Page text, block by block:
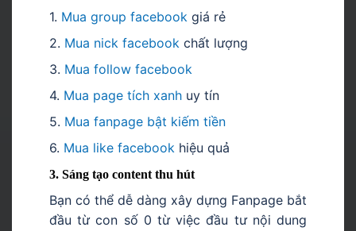
1. Mua group facebook giá rẻ
2. Mua nick facebook chất lượng
3. Mua follow facebook
4. Mua page tích xanh uy tín
5. Mua fanpage bật kiếm tiền
6. Mua like facebook hiệu quả
3. Sáng tạo content thu hút
Bạn có thể dễ dàng xây dựng Fanpage bắt
đầu từ con số 0 từ việc đầu tư nội dung